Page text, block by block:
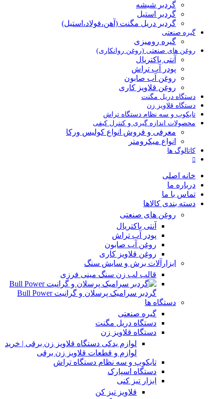
گردبر شیشه
گردبر استیل
گردبر دریل مگنت (آهن،فولاد،استیل)
گیره صنعتی
گیره رومیزی
روغن های صنعتی (روغن روانکاری)
آنتی باکتریال
پودر آب تراش
روغن آب صابون
روغن قلاویز کاری
دستگاه دریل مگنت
دستگاه قلاویز زن
تایکوپ و سه نظام دستگاه تراش
محصولات اندازه گیری و کنترل کیفی
معرفی و فروش انواع کولیس ورکا
انواع میکرومتر
کاتالوگ ها
خانه اصلی
درباره ما
تماس با ما
دسته بندی کالاها
روغن های صنعتی
آنتی باکتریال
پودر آب تراش
روغن آب صابون
روغن قلاویز کاری
ابزارآلات برش و سایش سنگ
قالب لب زن سنگ مینی فرزی
گردبر سرامیک پرسلان و گرانیت Bull Power
دستگاه ها
گیره صنعتی
دستگاه دریل مگنت
دستگاه قلاویز زن
لوازم یدکی دستگاه قلاویز زن برقی | خرید
لوازم و قطعات قلاویز زن برقی
تایکوپ و سه نظام دستگاه تراش
دستگاه اسپارک
ابزار تیز کنی
قلاویز تیز کن